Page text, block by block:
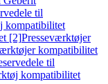
til
kompatibilitet
[2]Presseværktøjer
kompatibilitet
til
kompatibilitet